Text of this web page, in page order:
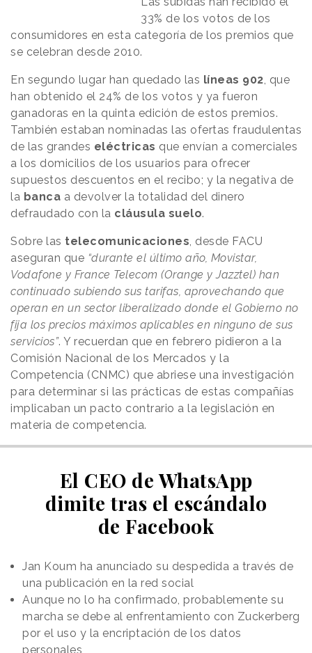
33% de los votos de los
consumidores en esta categoría de los premios que
se celebran desde 2010.
En segundo lugar han quedado las líneas 902, que
han obtenido el 24% de los votos y ya fueron
ganadoras en la quinta edición de estos premios.
También estaban nominadas las ofertas fraudulentas
de las grandes eléctricas que envían a comerciales
a los domicilios de los usuarios para ofrecer
supuestos descuentos en el recibo; y la negativa de
la banca a devolver la totalidad del dinero
defraudado con la cláusula suelo.
Sobre las telecomunicaciones, desde FACU
aseguran que “durante el último año, Movistar,
Vodafone y France Telecom (Orange y Jazztel) han
continuado subiendo sus tarifas, aprovechando que
operan en un sector liberalizado donde el Gobierno no
fija los precios máximos aplicables en ninguno de sus
servicios”. Y recuerdan que en febrero pidieron a la
Comisión Nacional de los Mercados y la
Competencia (CNMC) que abriese una investigación
para determinar si las prácticas de estas compañías
implicaban un pacto contrario a la legislación en
materia de competencia.
El CEO de WhatsApp
dimite tras el escándalo
de Facebook
Jan Koum ha anunciado su despedida a través de
una publicación en la red social
Aunque no lo ha confirmado, probablemente su
marcha se debe al enfrentamiento con Zuckerberg
por el uso y la encriptación de los datos
personales